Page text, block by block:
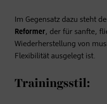
Im Gegensatz dazu steht
Reformer, der für sanfte,
Wiederherstellung von
Flexibilität ausgelegt ist.
Trainingsstil: